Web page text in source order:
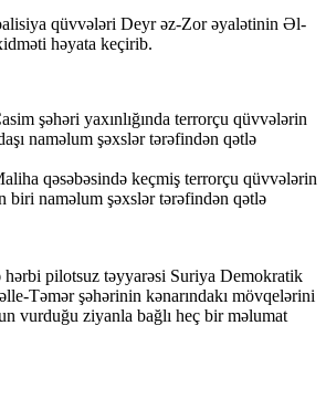
qüvvələri Deyr əz-Zor əyalətinin Əl-
həyata keçirib.
şəhəri yaxınlığında terrorçu qüvvələrin
naməlum şəxslər tərəfindən qətlə
qəsəbəsində keçmiş terrorçu qüvvələrin
biri naməlum şəxslər tərəfindən qətlə
hərbi pilotsuz təyyarəsi Suriya Demokratik
Təmər şəhərinin kənarındakı mövqelərini
vurduğu ziyanla bağlı heç bir məlumat